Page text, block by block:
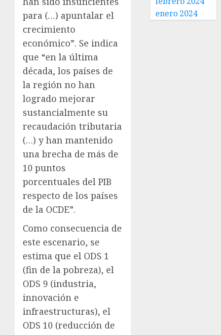
para (…) apuntalar el
crecimiento
económico”. Se indica
que “en la última
década, los países de
la región no han
logrado mejorar
sustancialmente su
recaudación tributaria
(…) y han mantenido
una brecha de más de
10 puntos
porcentuales del PIB
respecto de los países
de la OCDE”.
Como consecuencia de
este escenario, se
estima que el ODS 1
(fin de la pobreza), el
ODS 9 (industria,
innovación e
infraestructuras), el
ODS 10 (reducción de
enero 2024